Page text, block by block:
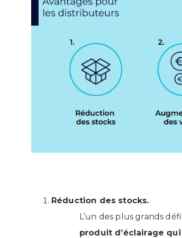
Réduction des stocks.
L’un des plus grands
produit d’éclairage